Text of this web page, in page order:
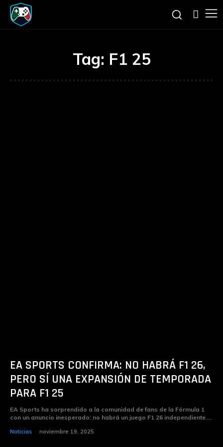
Tag: F1 25
EA SPORTS CONFIRMA: NO HABRÁ F1 26,
PERO SÍ UNA EXPANSIÓN DE TEMPORADA
PARA F1 25
EA Sports ha sorprendido a la comunidad de fans de la Fórmula 1
con un anuncio inesperado: no habrá un juego F1 26 independiente....
Noticias noviembre 19, 2025